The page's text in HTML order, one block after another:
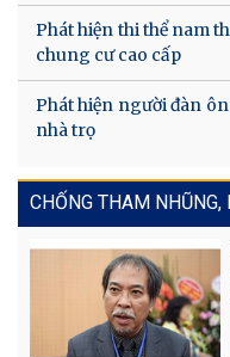
Phát hiện thi thể nam
chung cư cao cấp
Phát hiện người đàn
nhà trọ
CHỐNG THAM NHŨNG,